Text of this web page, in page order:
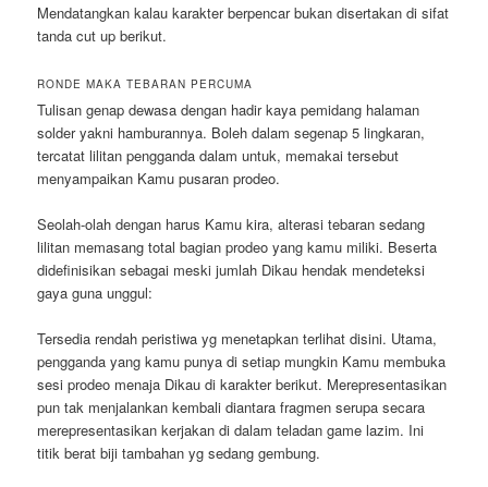
Mendatangkan kalau karakter berpencar bukan disertakan di sifat
tanda cut up berikut.
RONDE MAKA TEBARAN PERCUMA
Tulisan genap dewasa dengan hadir kaya pemidang halaman
solder yakni hamburannya. Boleh dalam segenap 5 lingkaran,
tercatat lilitan pengganda dalam untuk, memakai tersebut
menyampaikan Kamu pusaran prodeo.
Seolah-olah dengan harus Kamu kira, alterasi tebaran sedang
lilitan memasang total bagian prodeo yang kamu miliki. Beserta
didefinisikan sebagai meski jumlah Dikau hendak mendeteksi
gaya guna unggul:
Tersedia rendah peristiwa yg menetapkan terlihat disini. Utama,
pengganda yang kamu punya di setiap mungkin Kamu membuka
sesi prodeo menaja Dikau di karakter berikut. Merepresentasikan
pun tak menjalankan kembali diantara fragmen serupa secara
merepresentasikan kerjakan di dalam teladan game lazim. Ini
titik berat biji tambahan yg sedang gembung.